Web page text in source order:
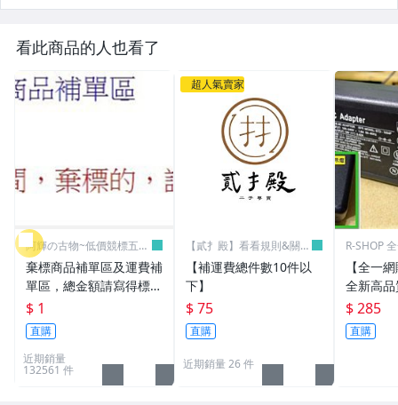
看此商品的人也看了
阿輝の古物~低價競標五六
日結標
棄標商品補單區及運費補
單區，總金額請寫得標商
品金額，運費請寫棄標商
品原設定之運費
$ 1
直購
近期銷量
132561 件
超人氣賣家
【貳扌殿】看看規則&關於
【補運費總件數10件以
下】
$ 75
直購
近期銷量 26 件
R-SHOP
【全一
全新高
筆電 變
3.16A通
L30
$ 285
直購